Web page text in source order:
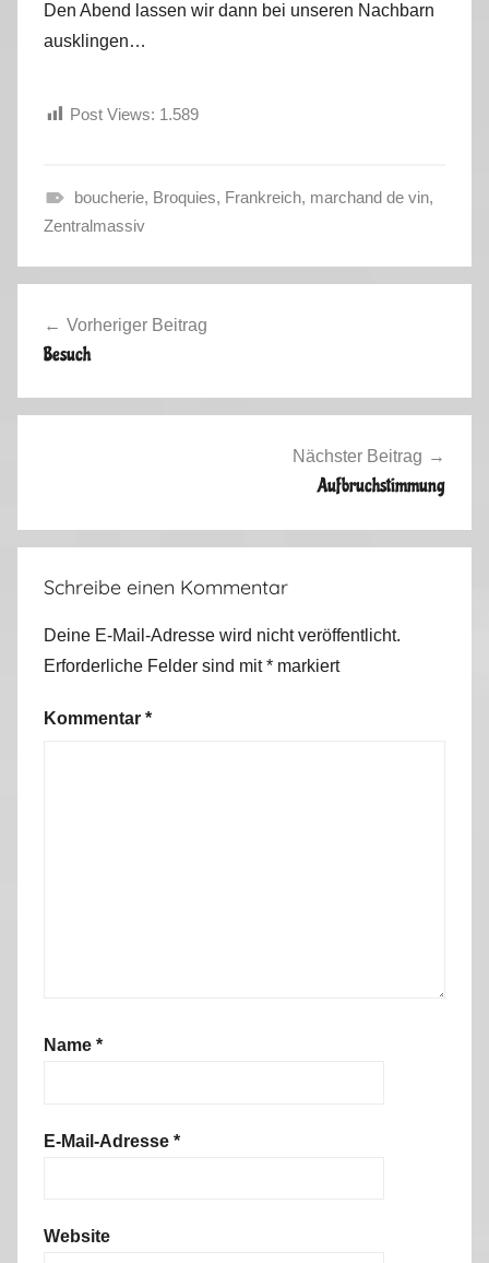
Den Abend lassen wir dann bei unseren Nachbarn
ausklingen…
Post Views: 1.589
H
r
t
2
boucherie, Broquies, Frankreich, marchand de vin,
Zentralmassiv
Vorheriger Beitrag
Besuch
Nächster Beitrag
Aufbruchstimmung
Schreibe einen Kommentar
Deine E-Mail-Adresse wird nicht veröffentlicht.
Erforderliche Felder sind mit* markiert
Kommentar *
Name *
E-Mail-Adresse *
Website